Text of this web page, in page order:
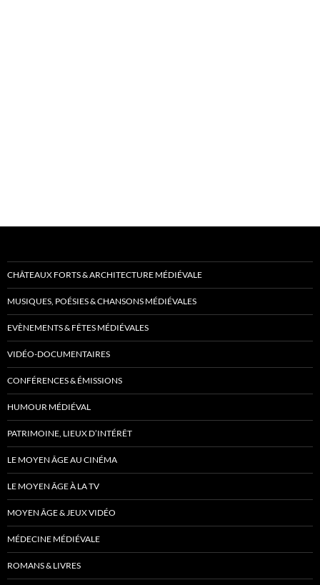
CHÂTEAUX FORTS & ARCHITECTURE MÉDIÉVALE
MUSIQUES, POÉSIES & CHANSONS MÉDIÉVALES
EVÈNEMENTS & FÊTES MÉDIÉVALES
VIDÉO-DOCUMENTAIRES
CONFÉRENCES & ÉMISSIONS
HUMOUR MÉDIÉVAL
PATRIMOINE, LIEUX D’INTÉRÊT
LE MOYEN ÂGE AU CINÉMA
LE MOYEN ÂGE À LA TV
MOYEN ÂGE & JEUX VIDÉO
MÉDECINE MÉDIÉVALE
ROMANS & LIVRES